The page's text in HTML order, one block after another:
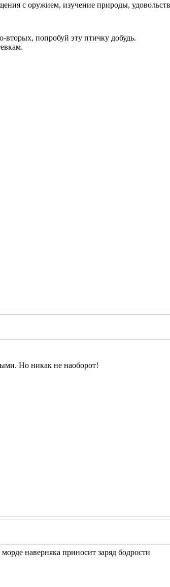
с оружием, изучение природы,
попробуй эту птичку добудь.
Но никак не наоборот!
наверняка приносит заряд бодрости